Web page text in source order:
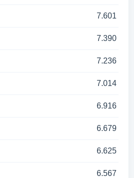
7.601
7.390
7.236
7.014
6.916
6.679
6.625
6.567